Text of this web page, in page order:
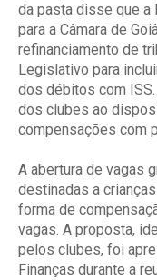
da pasta disse que a
para a Câmara de
refinanciamento de
Legislativo para
dos débitos com
dos clubes ao
compensações com
A abertura de vagas
destinadas a
forma de
vagas. A proposta,
pelos clubes, foi
Finanças durante a